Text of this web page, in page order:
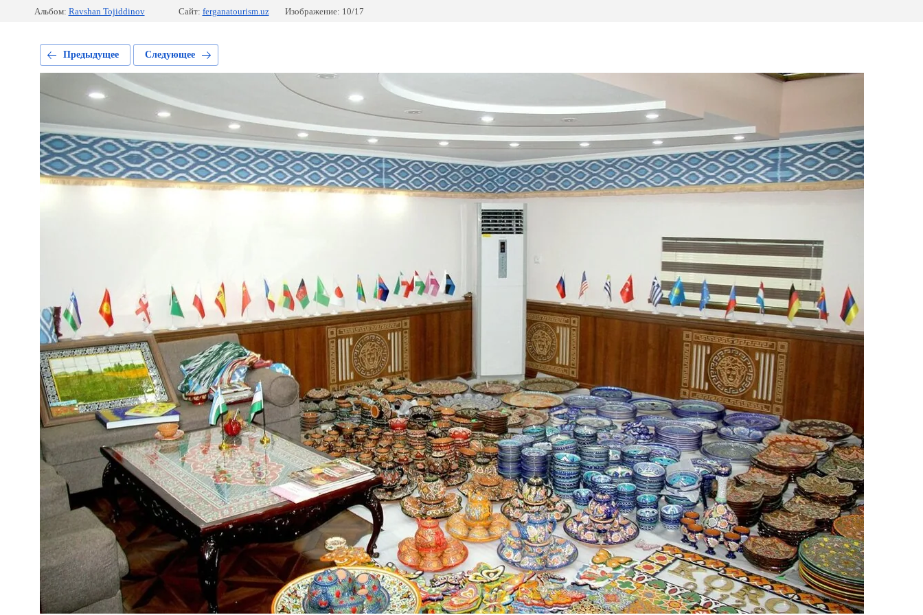
Альбом: Ravshan Tojiddinov Сайт: ferganatourism.uz Изображение: 10/17
Предыдущее Следующее